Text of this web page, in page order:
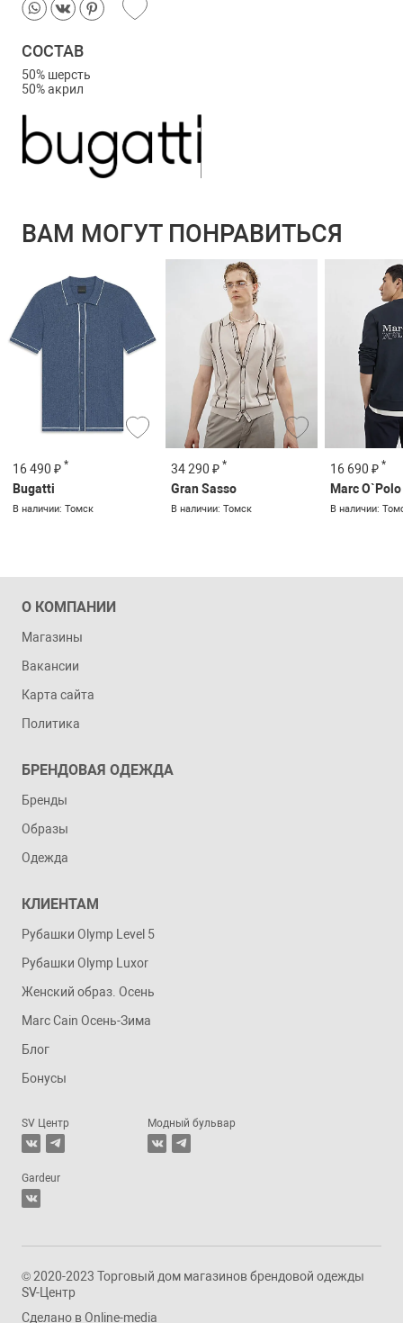
СОСТАВ
50% шерсть
50% акрил
ВАМ МОГУТ ПОНРАВИТЬСЯ
16 490 ₽ *
Bugatti
В наличии: Томск
34 290 ₽ *
Gran Sasso
В наличии: Томск
16 690 ₽ *
Marc O`Polo
В наличии:
О КОМПАНИИ
Магазины
Вакансии
Карта сайта
Политика
БРЕНДОВАЯ ОДЕЖДА
Бренды
Образы
Одежда
КЛИЕНТАМ
Рубашки Olymp Level 5
Рубашки Olymp Luxor
Женский образ. Осень
Marc Cain Осень-Зима
Блог
Бонусы
SV Центр Модный бульвар
Gardeur
© 2020-2023 Торговый дом магазинов брендовой одежды
SV-Центр
Сделано вOnline-media